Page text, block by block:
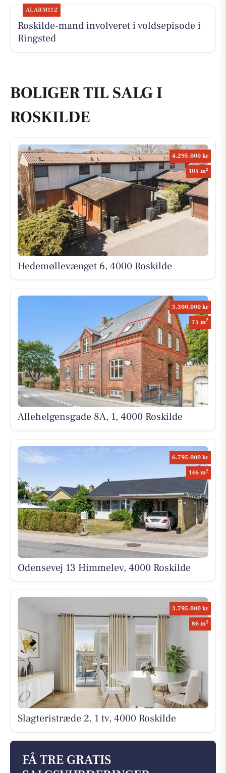
ALARM112
Roskilde-mand involveret i voldsepisode i
Ringsted
BOLIGER TIL SALG I
ROSKILDE
4.295.000 kr
105 m2
Hedemøllevænget 6, 4000 Roskilde
3.300.000 kr
75 m2
Allehelgensgade 8A, 1, 4000 Roskilde
6.795.000 kr
146 m2
Odensevej 13 Himmelev, 4000 Roskilde
3.795.000 kr
86 m2
Slagteristræde 2, 1 tv, 4000 Roskilde
FÅ TRE GRATIS